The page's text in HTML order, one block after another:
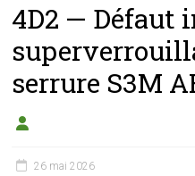
passion
boîtier
éthanol
4D2 — Défaut
serrure S3M
26 mai 2026